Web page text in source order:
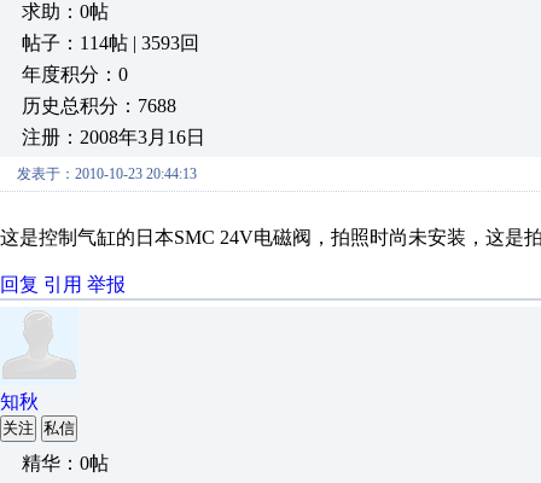
求助：0帖
帖子：114帖 | 3593回
年度积分：0
历史总积分：7688
注册：2008年3月16日
发表于：2010-10-23 20:44:13
这是控制气缸的日本SMC 24V电磁阀，拍照时尚未安装，这是
回复 引用 举报
知秋
关注 私信
精华：0帖